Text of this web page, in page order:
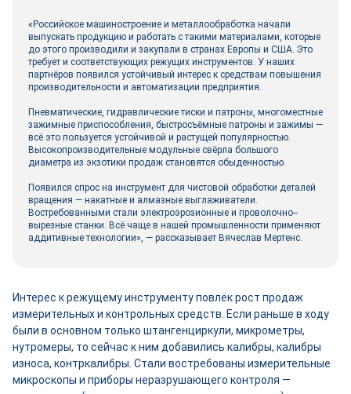
«Российское машиностроение и металлообработка начали
выпускать продукцию и работать с такими материалами, которые
до этого производили и закупали в странах Европы и США. Это
требует и соответствующих режущих инструментов. У наших
партнёров появился устойчивый интерес к средствам повышения
производительности и автоматизации предприятия.
Пневматические, гидравлические тиски и патроны, многоместные
зажимные приспособления, быстросъёмные патроны и зажимы —
всё это пользуется устойчивой и растущей популярностью.
Высокопроизводительные модульные свёрла большого
диаметра из экзотики продаж становятся обыденностью.
Появился спрос на инструмент для чистовой обработки деталей
вращения — накатные и алмазные выглаживатели.
Востребованными стали электроэрозионные и проволочно-­
вырезные станки. Всё чаще в нашей промышленности применяют
аддитивные технологии», — рассказывает Вячеслав Мертенс.
Интерес к режущему инструменту повлёк рост продаж
измерительных и контрольных средств. Если раньше в ходу
были в основном только штангенциркули, микрометры,
нутромеры, то сейчас к ним добавились калибры, калибры
износа, контркалибры. Стали востребованы измерительные
микроскопы и приборы неразрушающего контроля —